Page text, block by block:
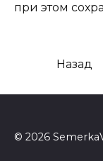
при этом
Пагинация
Назад
© 2026